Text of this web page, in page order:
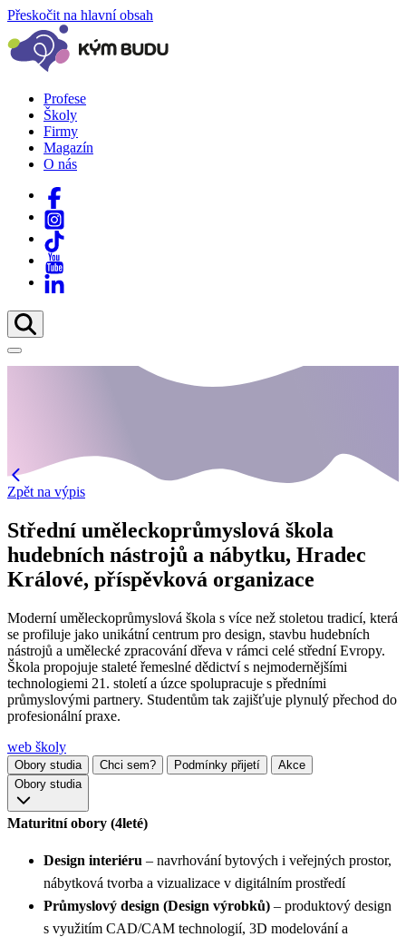
Přeskočit na hlavní obsah
Profese
Školy
Firmy
Magazín
O nás
Zpět na výpis
Střední uměleckoprůmyslová škola
hudebních nástrojů a nábytku, Hradec
Králové, příspěvková organizace
Moderní uměleckoprůmyslová škola s více než stoletou tradicí, která
se profiluje jako unikátní centrum pro design, stavbu hudebních
nástrojů a umělecké zpracování dřeva v rámci celé střední Evropy.
Škola propojuje staleté řemeslné dědictví s nejmodernějšími
technologiemi 21. století a úzce spolupracuje s předními
průmyslovými partnery. Studentům tak zajišťuje plynulý přechod do
profesionální praxe.
web školy
Obory studia Chci sem? Podmínky přijetí
Akce
Obory studia
Maturitní obory (4leté)
Design interiéru – navrhování bytových i veřejných prostor,
nábytková tvorba a vizualizace v digitálním prostředí
Průmyslový design (Design výrobků) – produktový design
s využitím CAD/CAM technologií, 3D modelování a